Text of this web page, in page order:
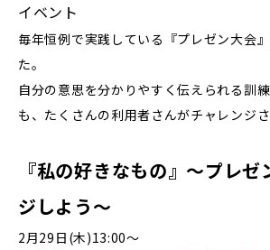
イベント
毎年恒例で実践している『プレゼン大会
た。
自分の意思を分かりやすく伝えられる訓
も、たくさんの利用者さんがチャレンジさ
『私の好きなもの』〜プレ
ジしよう〜
2月29日(木)13:00〜